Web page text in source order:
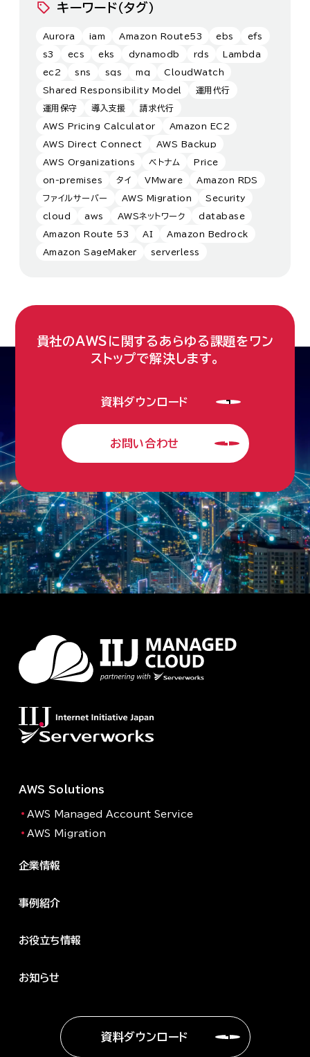
キーワード（タグ）
Aurora iam Amazon Route53 ebs efs
s3 ecs eks dynamodb rds Lambda
ec2 sns sqs mq CloudWatch
Shared Responsibility Model 運用代行
運用保守 導入支援 請求代行
AWS Pricing Calculator Amazon EC2
AWS Direct Connect AWS Backup
AWS Organizations ベトナム Price
on-premises タイ VMware Amazon RDS
ファイルサーバー AWS Migration Security
cloud aws AWSネットワーク database
Amazon Route 53 AI Amazon Bedrock
Amazon SageMaker serverless
貴社のAWSに関するあらゆる課題をワン
ストップで解決します。
資料ダウンロード
お問い合わせ
AWS Solutions
AWS Managed Account Service
AWS Migration
企業情報
事例紹介
お役立ち情報
お知らせ
資料ダウンロード